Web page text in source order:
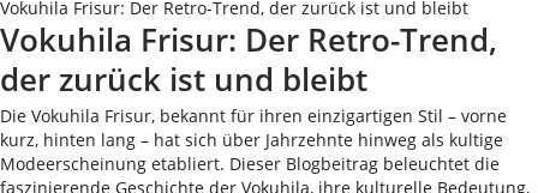
Vokuhila Frisur: Der Retro-Trend, der zurück ist und bleibt
Vokuhila Frisur: Der Retro-Trend,
der zurück ist und bleibt
Die Vokuhila Frisur, bekannt für ihren einzigartigen Stil – vorne
kurz, hinten lang – hat sich über Jahrzehnte hinweg als kultige
Modeerscheinung etabliert. Dieser Blogbeitrag beleuchtet die
faszinierende Geschichte der Vokuhila, ihre kulturelle Bedeutung,